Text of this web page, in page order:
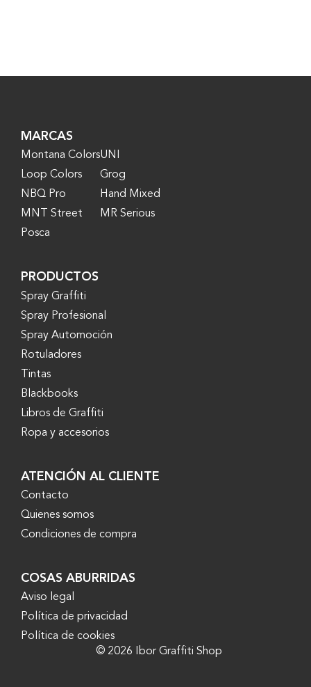
MARCAS
Montana Colors
Loop Colors
NBQ Pro
MNT Street
Posca
UNI
Grog
Hand Mixed
MR Serious
PRODUCTOS
Spray Graffiti
Spray Profesional
Spray Automoción
Rotuladores
Tintas
Blackbooks
Libros de Graffiti
Ropa y accesorios
ATENCIÓN AL CLIENTE
Contacto
Quienes somos
Condiciones de compra
COSAS ABURRIDAS
Aviso legal
Política de privacidad
Política de cookies
© 2026 Ibor Graffiti Shop